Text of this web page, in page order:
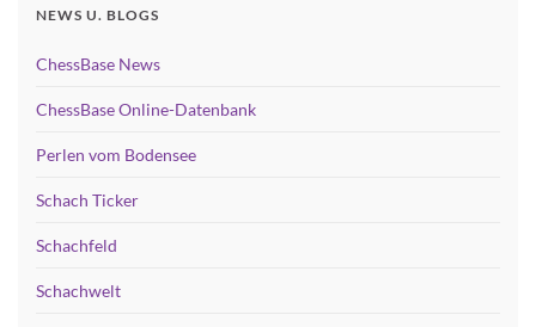
NEWS U. BLOGS
ChessBase News
ChessBase Online-Datenbank
Perlen vom Bodensee
Schach Ticker
Schachfeld
Schachwelt